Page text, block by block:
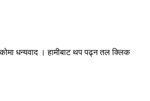
धन्यवाद । हामीबाट थप पढ्न तल क्लिक